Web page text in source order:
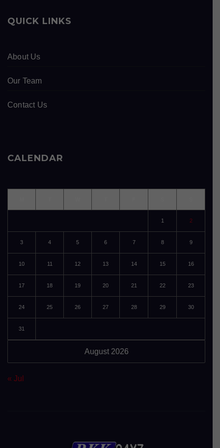
QUICK LINKS
About Us
Our Team
Contact Us
CALENDAR
August 2026
1 2
3 4 5 6 7 8 9
10 11 12 13 14 15 16
17 18 19 20 21 22 23
24 25 26 27 28 29 30
31
« Jul